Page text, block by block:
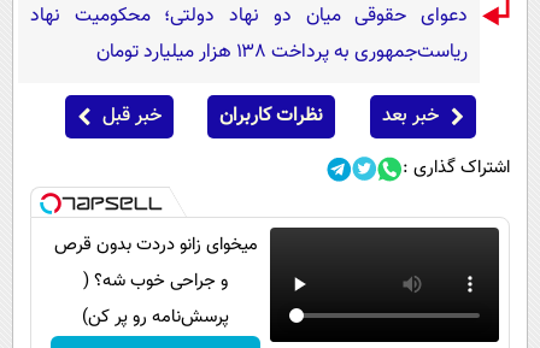
دعوای حقوقی میان دو نهاد دولتی؛ محکومیت نهاد
ریاست‌جمهوری به پرداخت ۱۳۸ هزار میلیارد تومان
خبر بعد نظرات کاربران خبر قبل
اشتراک گذاری :
میخوای زانو دردت بدون قرص
و جراحی خوب شه؟ (
پرسش‌نامه رو پر کن)